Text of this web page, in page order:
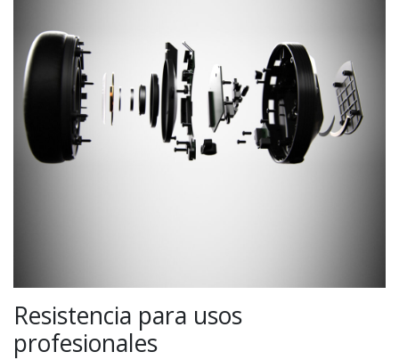
Resistencia para usos
profesionales